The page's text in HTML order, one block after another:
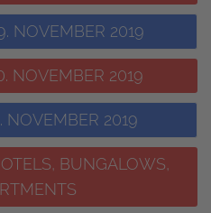
NOVEMBER 2019
NOVEMBER 2019
NOVEMBER 2019
BUNGALOWS,